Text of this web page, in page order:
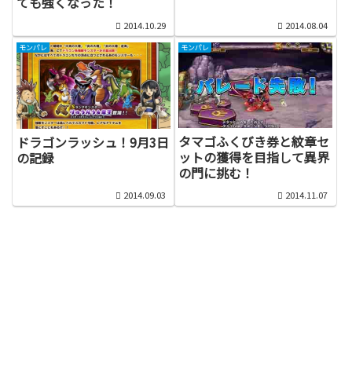
2014.10.29 2014.08.04
モンパレ
ドラゴンラッシュ！9月3日
の記録
2014.09.03
モンパレ
タマゴふくびき券と紋章セ
ットの獲得を目指して異界
の門に挑む！
2014.11.07